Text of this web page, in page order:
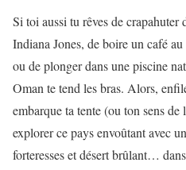
Si toi aussi tu rêves de
Indiana Jones, de boire un café
ou de plonger dans une piscine
Oman te tend les bras. Alors,
embarque ta tente (ou ton sens
explorer ce pays envoûtant avec
forteresses et désert brûlant…